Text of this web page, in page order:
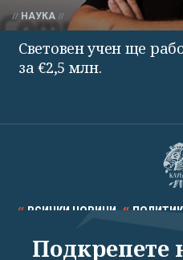
НАУКА
Световен учен ще
за €2,5 млн.
ВСИЧКИ НОВИНИ
СПОРТ КУЛТУРА
Подкрепете